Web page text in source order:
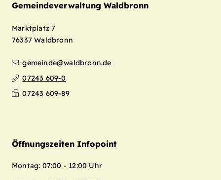
Gemeindeverwaltung Waldbronn
Marktplatz 7
76337 Waldbronn
gemeinde@waldbronn.de
07243 609-0
07243 609-89
Öffnungszeiten Infopoint
Montag: 07:00 - 12:00 Uhr